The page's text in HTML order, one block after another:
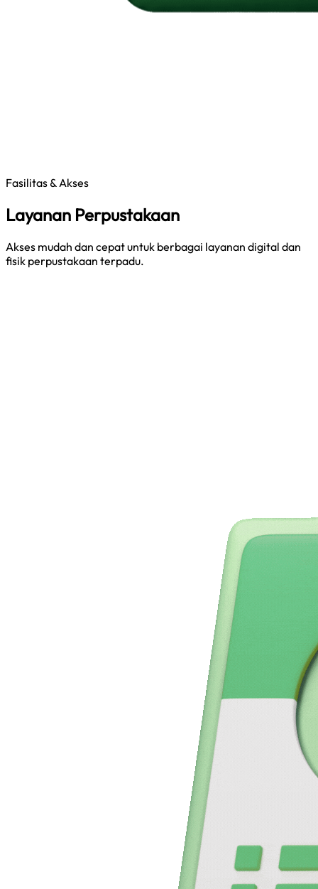
Fasilitas & Akses
Layanan Perpustakaan
Akses mudah dan cepat untuk berbagai layanan digital dan
fisik perpustakaan terpadu.